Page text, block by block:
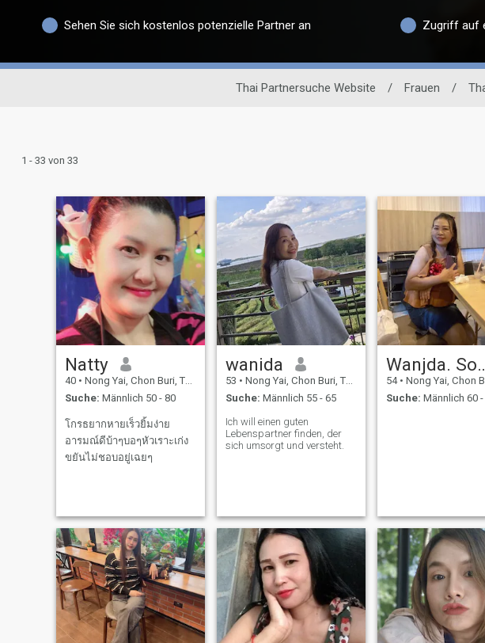
Sehen Sie sich kostenlos potenzielle Partner an Zugriff auf
Thai Partnersuche Website / Frauen /
1 - 33 von 33
Natty
40 • Nong Yai, Chon Buri, Thailand
Suche: Männlich 50 - 80
โกรธยากหายเร็วยิ้มง่าย
อารมณ์ดีบ้าๆบอๆหัวเราะเก่ง
ขยันไม่ชอบอยู่เฉยๆ
wanida
53 • Nong Yai, Chon Buri, Thailand
Suche: Männlich 55 - 65
Ich will einen guten
Lebenspartner finden, der
sich umsorgt und versteht.
54 • Nong Yai, Chon Buri,
Suche: Männlich 60 -